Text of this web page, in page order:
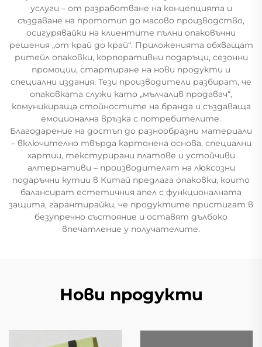
услуги – от разработване на концепцията и
създаване на прототип до масово производство,
осигурявайки на клиентите пълни опаковъчни
решения „от край до край“. Приложенията обхващат
ритейл опаковки, корпоративни подаръци, сезонни
промоции, стартиране на нови продукти и
специални издания. Тези производители разбират, че
опаковката служи като „мълчалив продавач“,
комуникираща стойностите на бранда и създаваща
емоционална връзка с потребителите.
Благодарение на достъп до разнообразни материали
– включително твърда картонена основа, специални
хартии, текстурирани платове и устойчиви
алтернативи – производителят на люксозни
подаръчни кутии в Китай предлага опаковки, които
балансират естетичния апел с функционалната
защита, гарантирайки, че продуктите пристигат в
безупречно състояние и оставят дълбоко
впечатление у получателите.
Нови продукти